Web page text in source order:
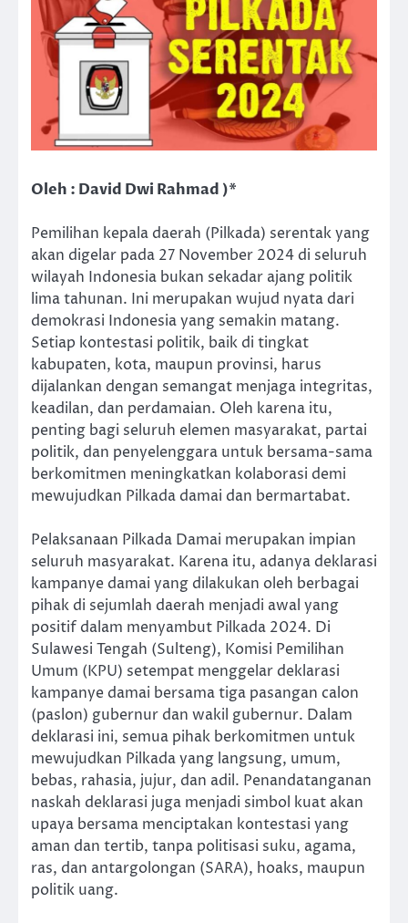
Oleh : David Dwi Rahmad )*
Pemilihan kepala daerah (Pilkada) serentak yang
akan digelar pada 27 November 2024 di seluruh
wilayah Indonesia bukan sekadar ajang politik
lima tahunan. Ini merupakan wujud nyata dari
demokrasi Indonesia yang semakin matang.
Setiap kontestasi politik, baik di tingkat
kabupaten, kota, maupun provinsi, harus
dijalankan dengan semangat menjaga integritas,
keadilan, dan perdamaian. Oleh karena itu,
penting bagi seluruh elemen masyarakat, partai
politik, dan penyelenggara untuk bersama-sama
berkomitmen meningkatkan kolaborasi demi
mewujudkan Pilkada damai dan bermartabat.
Pelaksanaan Pilkada Damai merupakan impian
seluruh masyarakat. Karena itu, adanya deklarasi
kampanye damai yang dilakukan oleh berbagai
pihak di sejumlah daerah menjadi awal yang
positif dalam menyambut Pilkada 2024. Di
Sulawesi Tengah (Sulteng), Komisi Pemilihan
Umum (KPU) setempat menggelar deklarasi
kampanye damai bersama tiga pasangan calon
(paslon) gubernur dan wakil gubernur. Dalam
deklarasi ini, semua pihak berkomitmen untuk
mewujudkan Pilkada yang langsung, umum,
bebas, rahasia, jujur, dan adil. Penandatanganan
naskah deklarasi juga menjadi simbol kuat akan
upaya bersama menciptakan kontestasi yang
aman dan tertib, tanpa politisasi suku, agama,
ras, dan antargolongan (SARA), hoaks, maupun
politik uang.